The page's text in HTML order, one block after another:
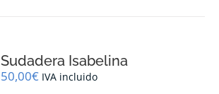
se
pueden
Sudadera Isabelina
50,00€ IVA incluido